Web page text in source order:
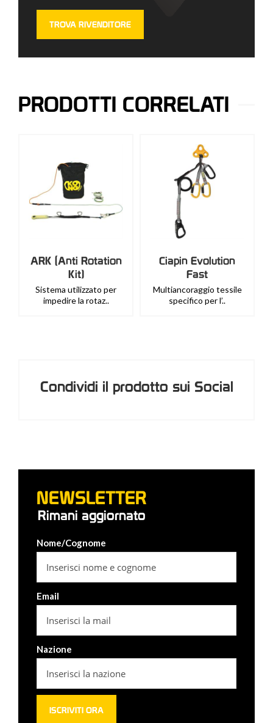
TROVA RIVENDITORE
PRODOTTI CORRELATI
ARK (Anti Rotation
Kit)
Sistema utilizzato per
impedire la rotaz..
Ciapin Evolution
Fast
Multiancoraggio tessile
specifico per l’..
Condividi il prodotto sui Social
NEWSLETTER
Rimani aggiornato
Nome/Cognome
Email
Nazione